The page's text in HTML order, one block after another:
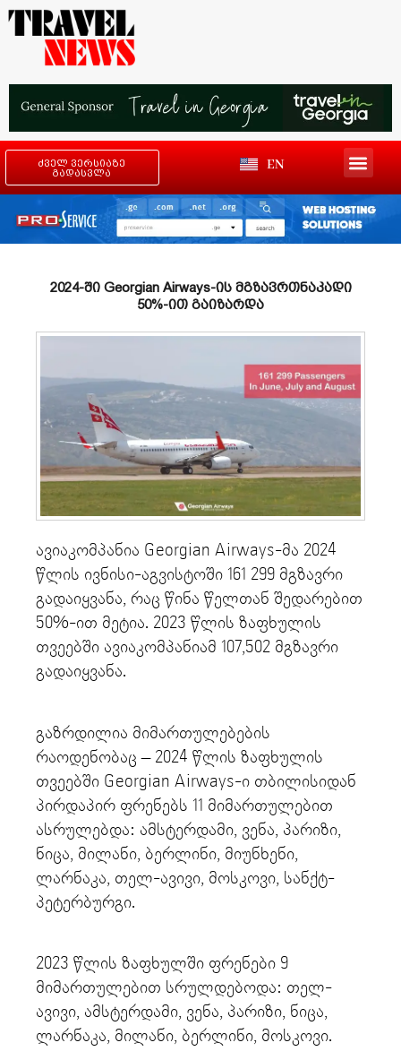
ძველ ვერსიაზე
გადასვლა
EN
2024-ში Georgian Airways-ის მგზავრთნაკადი
50%-ით გაიზარდა
ავიაკომპანია Georgian Airways-მა 2024
წლის ივნისი-აგვისტოში 161 299 მგზავრი
გადაიყვანა, რაც წინა წელთან შედარებით
50%-ით მეტია. 2023 წლის ზაფხულის
თვეებში ავიაკომპანიამ 107,502 მგზავრი
გადაიყვანა.
გაზრდილია მიმართულებების
რაოდენობაც – 2024 წლის ზაფხულის
თვეებში Georgian Airways-ი თბილისიდან
პირდაპირ ფრენებს 11 მიმართულებით
ასრულებდა: ამსტერდამი, ვენა, პარიზი,
ნიცა, მილანი, ბერლინი, მიუნხენი,
ლარნაკა, თელ-ავივი, მოსკოვი, სანქტ-
პეტერბურგი.
2023 წლის ზაფხულში ფრენები 9
მიმართულებით სრულდებოდა: თელ-
ავივი, ამსტერდამი, ვენა, პარიზი, ნიცა,
ლარნაკა, მილანი, ბერლინი, მოსკოვი.